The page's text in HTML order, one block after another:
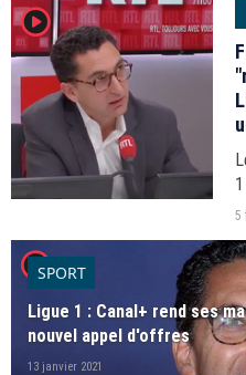
player2
5
player2SPORT
Ligue 1 : Canal+ rend ses
nouvel appel d'offres
13 janvier 2021